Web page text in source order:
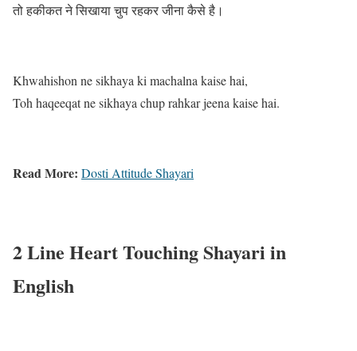
तो हकीकत ने सिखाया चुप रहकर जीना कैसे है।
Khwahishon ne sikhaya ki machalna kaise hai,
Toh haqeeqat ne sikhaya chup rahkar jeena kaise hai.
Read More: Dosti Attitude Shayari
2 Line Heart Touching Shayari in
English